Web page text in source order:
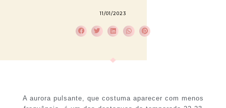
11/01/2023
A aurora pulsante, que costuma aparecer com menos